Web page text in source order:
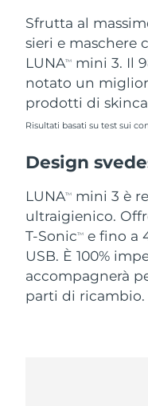
Sfrutta al
sieri e maschere
LUNATM
mini 3. Il
notato un
prodotti di
Risultati basati su test sui
Design
LUNATM
mini 3 è
ultraigienico.
T-SonicTM
e fino a
USB. È 100%
accompagnerà
parti di ricambio.